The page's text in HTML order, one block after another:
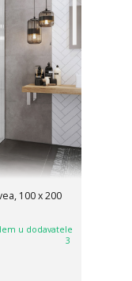
100 x 200
u dodavatele
3